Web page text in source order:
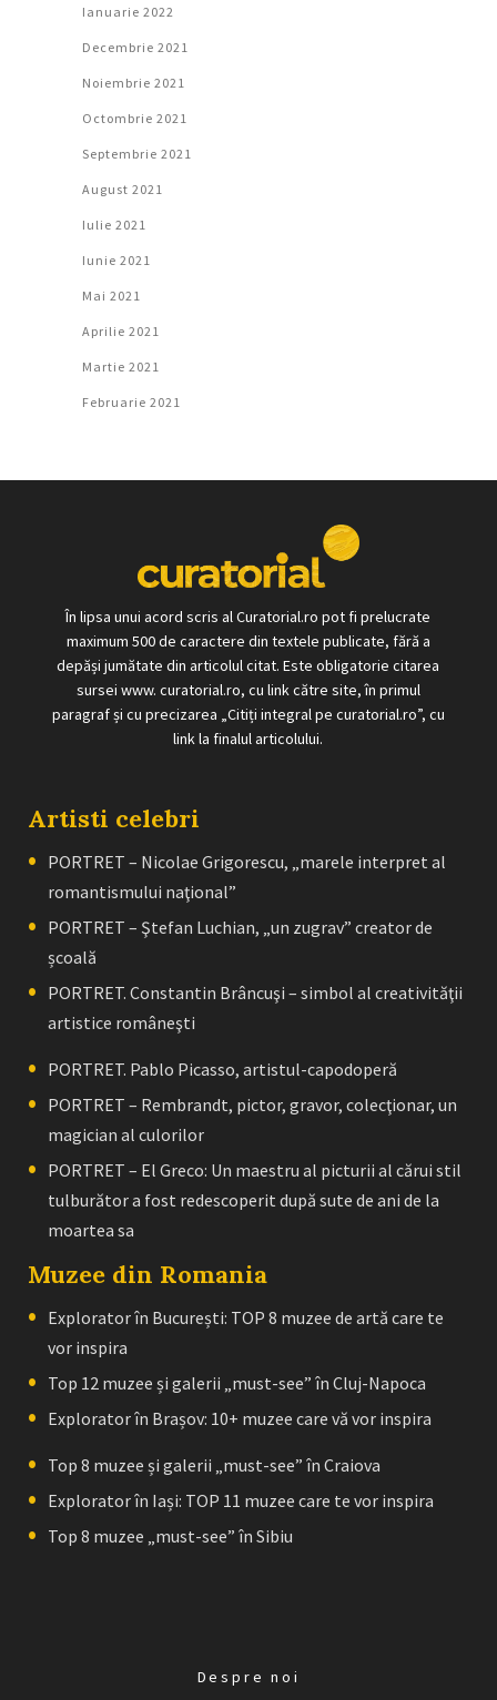
Ianuarie 2022
Decembrie 2021
Noiembrie 2021
Octombrie 2021
Septembrie 2021
August 2021
Iulie 2021
Iunie 2021
Mai 2021
Aprilie 2021
Martie 2021
Februarie 2021
În lipsa unui acord scris al Curatorial.ro pot fi prelucrate
maximum 500 de caractere din textele publicate, fără a
depăși jumătate din articolul citat. Este obligatorie citarea
sursei www. curatorial.ro, cu link către site, în primul
paragraf și cu precizarea „Citiți integral pe curatorial.ro”, cu
link la finalul articolului.
Artisti celebri
PORTRET – Nicolae Grigorescu, „marele interpret al
romantismului naţional”
PORTRET – Ştefan Luchian, „un zugrav” creator de
școală
PORTRET. Constantin Brâncuşi – simbol al creativităţii
artistice româneşti
PORTRET. Pablo Picasso, artistul-capodoperă
PORTRET – Rembrandt, pictor, gravor, colecţionar, un
magician al culorilor
PORTRET – El Greco: Un maestru al picturii al cărui stil
tulburător a fost redescoperit după sute de ani de la
moartea sa
Muzee din Romania
Explorator în București: TOP 8 muzee de artă care te
vor inspira
Top 12 muzee și galerii „must-see” în Cluj-Napoca
Explorator în Brașov: 10+ muzee care vă vor inspira
Top 8 muzee și galerii „must-see” în Craiova
Explorator în Iași: TOP 11 muzee care te vor inspira
Top 8 muzee „must-see” în Sibiu
Despre noi